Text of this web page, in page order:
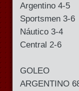
Argentino 4-5
Sportsmen 3-6
Náutico 3-4
Central 2-6
GOLEO
ARGENTINO